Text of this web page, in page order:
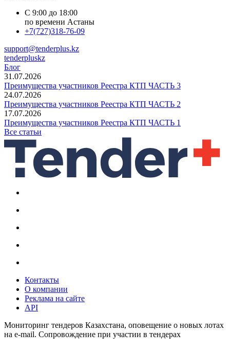
С 9:00 до 18:00
по времени Астаны
+7(727)318-76-09
support@tenderplus.kz
tenderpluskz
Блог
31.07.2026
Преимущества участников Реестра КТП ЧАСТЬ 3
24.07.2026
Преимущества участников Реестра КТП ЧАСТЬ 2
17.07.2026
Преимущества участников Реестра КТП ЧАСТЬ 1
Все статьи
Контакты
О компании
Реклама на сайте
API
Мониторинг тендеров Казахстана, оповещение о новых лотах
на e-mail. Сопровождение при участии в тендерах